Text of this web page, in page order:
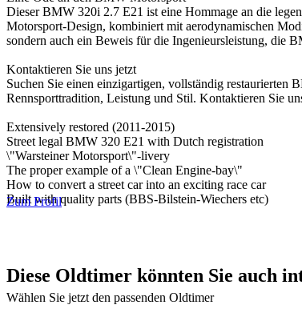
Dieser BMW 320i 2.7 E21 ist eine Hommage an die
Motorsport-Design, kombiniert mit aerodynamischen
sondern auch ein Beweis für die Ingenieursleistung, die
Kontaktieren Sie uns jetzt
Suchen Sie einen einzigartigen, vollständig
Rennsporttradition, Leistung und Stil. Kontaktieren Sie
Extensively restored (2011-2015)
Street legal BMW 320 E21 with Dutch registration
\"Warsteiner Motorsport\"-livery
The proper example of a \"Clean Engine-bay\"
How to convert a street car into an exciting race car
Built with quality parts (BBS-Bilstein-Wiechers etc)
Zum Profil
Diese Oldtimer könnten Sie auch
Wählen Sie jetzt den passenden Oldtimer